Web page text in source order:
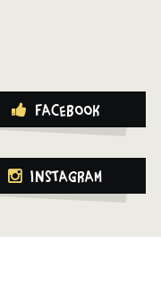
Facebook
Instagram